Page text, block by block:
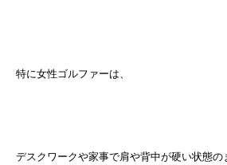
特に女性ゴルファーは、
デスクワークや家事で肩や背中が硬い状態の